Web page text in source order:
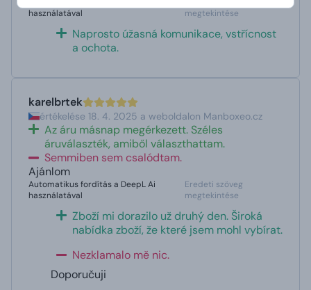
használatával
megtekintése
Naprosto úžasná komunikace, vstřícnost
a ochota.
karelbrtek
értékelése 18. 4. 2025 a weboldalon Manboxeo.cz
Az áru másnap megérkezett. Széles
áruválaszték, amiből választhattam.
Semmiben sem csalódtam.
Ajánlom
Automatikus fordítás a DeepL Ai
használatával
Eredeti szöveg
megtekintése
Zboží mi dorazilo už druhý den. Široká
nabídka zboží, že které jsem mohl vybírat.
Nezklamalo mě nic.
Doporučuji